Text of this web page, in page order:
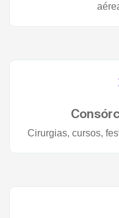
Cirurgias, cursos,